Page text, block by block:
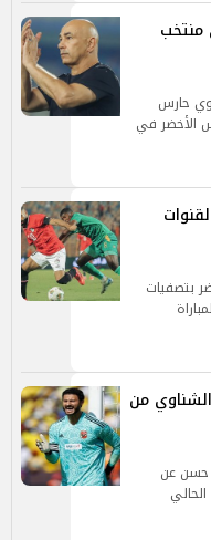
حارس
الأخضر في
بتصفيات
من
حسن عن